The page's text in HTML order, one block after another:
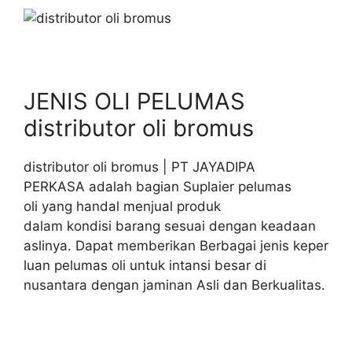
JENIS OLI PELUMAS
distributor oli bromus
distributor oli bromus | PT JAYADIPA
PERKASA adalah bagian Suplaier pelumas
oli yang handal menjual produk
dalam kondisi barang sesuai dengan keadaan
aslinya. Dapat memberikan Berbagai jenis keper
luan pelumas oli untuk intansi besar di
nusantara dengan jaminan Asli dan Berkualitas.